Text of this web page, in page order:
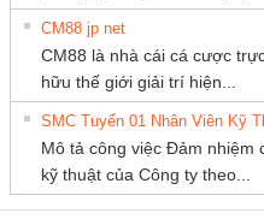
sát chuỗi
tấm pin
16I+
(2502520000)
Bộ chỉnh lưu
điện
BKE 1K5.4
(7791400879)2.
TY TNHH
THUẬT KTECH
NAM
THIẾT BỊ
NGHIỆP
SETSUBI
NAM
CM88 jp net
CM88 là nhà cái cá cược
hữu thế giới giải trí hiện...
SMC Tuyển 01 Nhân Viên Kỹ
Mô tả công việc Đảm nhiệm
kỹ thuật của Công ty theo...